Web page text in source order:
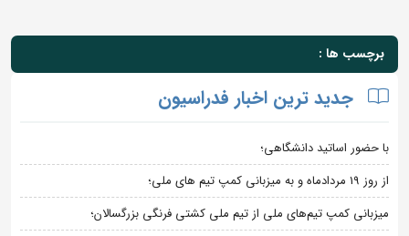
برچسب ها :
جدید ترین اخبار فدراسیون
با حضور اساتید دانشگاهی؛
از روز 19 مردادماه و به میزبانی کمپ تیم های ملی؛
میزبانی کمپ تیم‌های ملی از تیم ملی کشتی فرنگی بزرگسالان؛